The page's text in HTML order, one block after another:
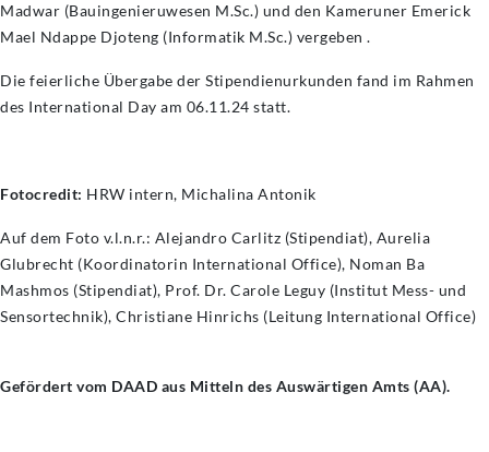
Madwar (Bauingenieruwesen M.Sc.) und den Kameruner Emerick
Mael Ndappe Djoteng (Informatik M.Sc.) vergeben .
Die feierliche Übergabe der Stipendienurkunden fand im Rahmen
des International Day am 06.11.24 statt.
Fotocredit: HRW intern, Michalina Antonik
Auf dem Foto v.l.n.r.: Alejandro Carlitz (Stipendiat), Aurelia
Glubrecht (Koordinatorin International Office), Noman Ba
Mashmos (Stipendiat), Prof. Dr. Carole Leguy (Institut Mess- und
Sensortechnik), Christiane Hinrichs (Leitung International Office)
Gefördert vom DAAD aus Mitteln des Auswärtigen Amts (AA).